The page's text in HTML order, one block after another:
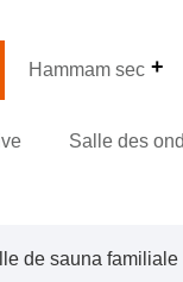
Hammam sec
Salle des
de sauna familiale